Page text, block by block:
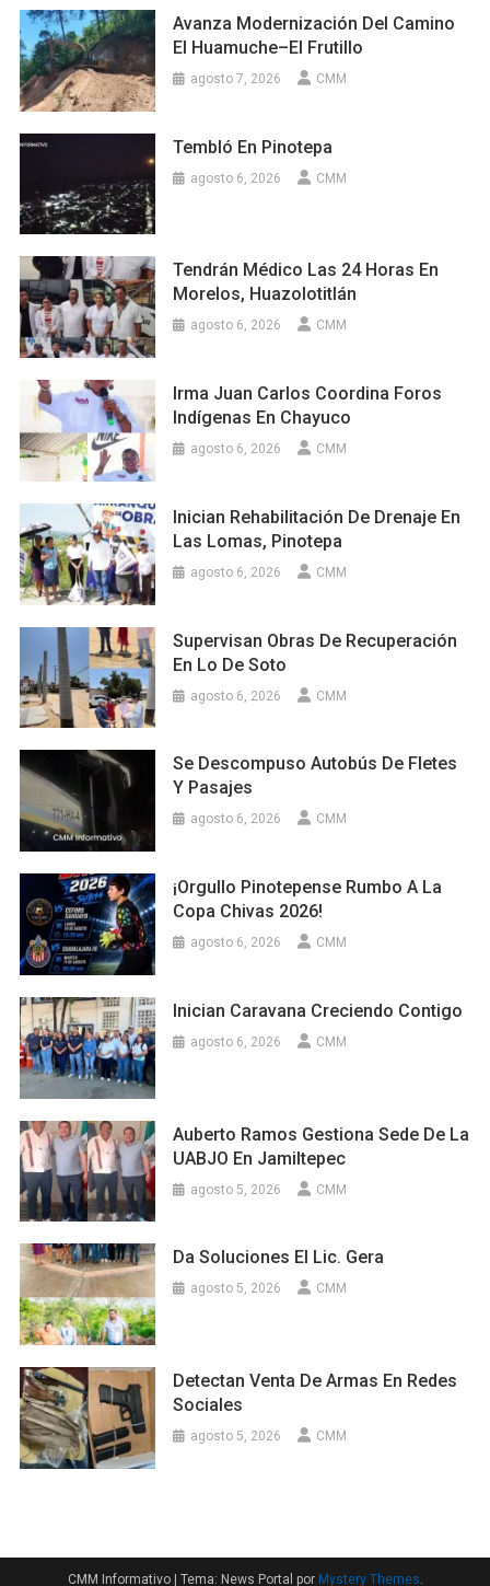
Avanza Modernización Del Camino
El Huamuche–El Frutillo
agosto 7, 2026 CMM
Tembló En Pinotepa
agosto 6, 2026 CMM
Tendrán Médico Las 24 Horas En
Morelos, Huazolotitlán
agosto 6, 2026 CMM
Irma Juan Carlos Coordina Foros
Indígenas En Chayuco
agosto 6, 2026 CMM
Inician Rehabilitación De Drenaje En
Las Lomas, Pinotepa
agosto 6, 2026 CMM
Supervisan Obras De Recuperación
En Lo De Soto
agosto 6, 2026 CMM
Se Descompuso Autobús De Fletes
Y Pasajes
agosto 6, 2026 CMM
¡Orgullo Pinotepense Rumbo A La
Copa Chivas 2026!
agosto 6, 2026 CMM
Inician Caravana Creciendo Contigo
agosto 6, 2026 CMM
Auberto Ramos Gestiona Sede De La
UABJO En Jamiltepec
agosto 5, 2026 CMM
Da Soluciones El Lic. Gera
agosto 5, 2026 CMM
Detectan Venta De Armas En Redes
Sociales
agosto 5, 2026 CMM
CMM Informativo | Tema: News Portal por Mystery Themes